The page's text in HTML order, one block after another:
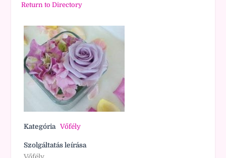
Return to Directory
Kategória Vőfély
Szolgáltatás leírása